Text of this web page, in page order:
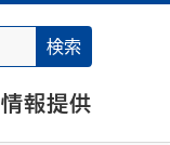
情報提供